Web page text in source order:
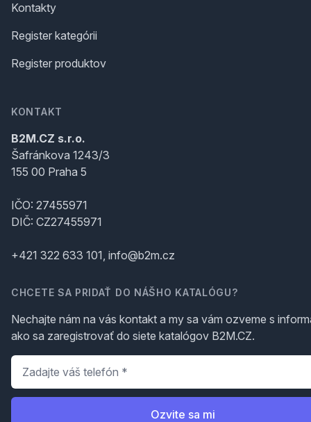
Kontakty
Register kategórii
Register produktov
KONTAKT
B2M.CZ s.r.o.
Šafránkova 1243/3
155 00 Praha 5
IČO: 27455971
DIČ: CZ27455971
+421 322 633 101, info@b2m.cz
CHCETE SA PRIDAŤ DO NÁŠHO KATALÓGU?
Nechajte nám na vás kontakt a my sa vám ozveme s
ako sa zaregistrovať do siete katalógov B2M.CZ.
Telefón
Ozvite sa mi